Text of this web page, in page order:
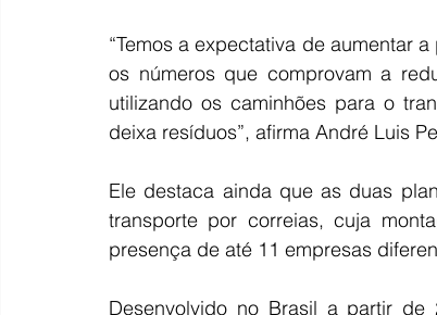
“Temos a expectativa de aumentar
os números que comprovam a
utilizando os caminhões para o
deixa resíduos”, afirma André Luis
Ele destaca ainda que as duas
transporte por correias, cuja
presença de até 11 empresas
Desenvolvido no Brasil a partir